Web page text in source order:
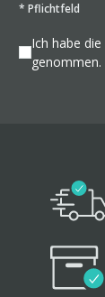
* Pflichtfeld
Ich habe die
genommen.